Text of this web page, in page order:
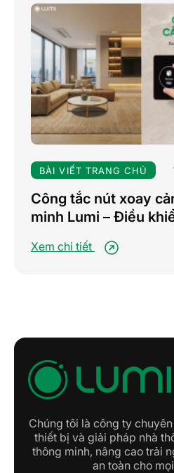
BÀI VIẾT TRANG CHỦ
Công tắc nút xoay
minh Lumi – Điều
tiện nghi
Xem chi tiết
Chúng tôi là công ty
thiết bị và giải pháp nhà
thông minh, nâng cao trải
an toàn cho